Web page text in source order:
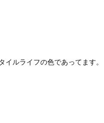
ルライフの色であってます。